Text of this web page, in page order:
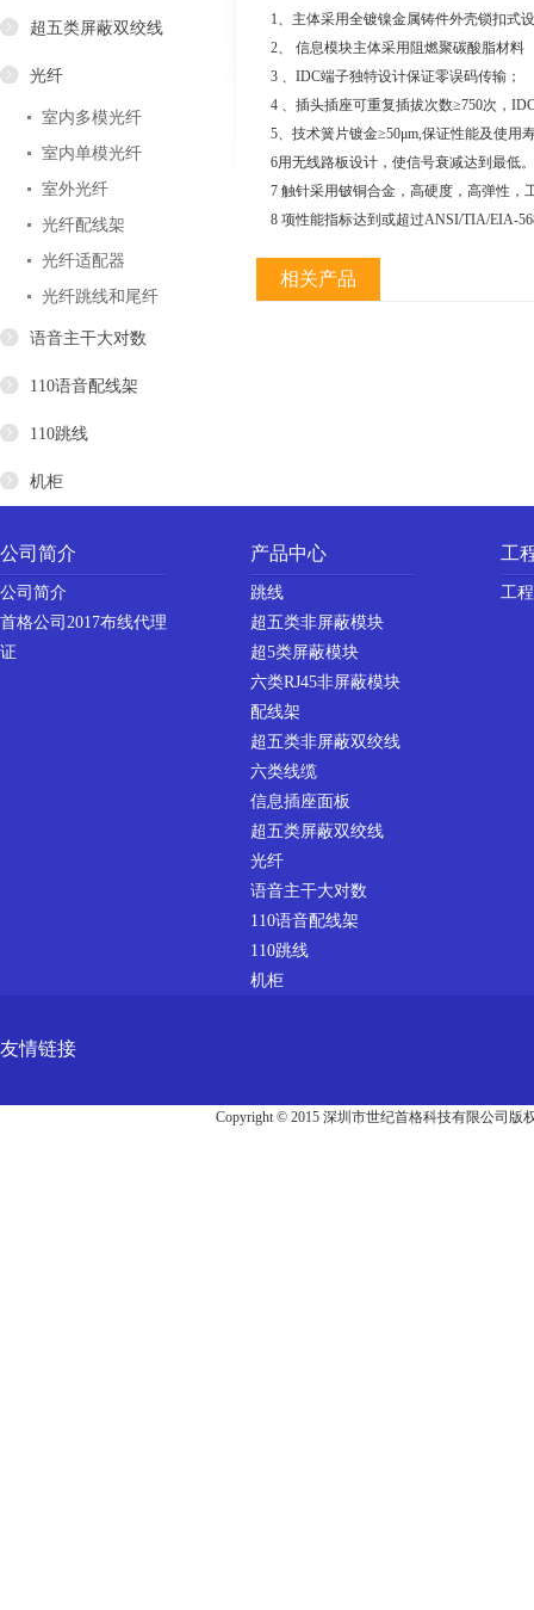
超五类屏蔽双绞线
光纤
室内多模光纤
室内单模光纤
室外光纤
光纤配线架
光纤适配器
光纤跳线和尾纤
语音主干大对数
110语音配线架
110跳线
机柜
1、主体采用全镀镍金属铸件外壳锁扣式
2、 信息模块主体采用阻燃聚碳酸脂材料
3 、IDC端子独特设计保证零误码传输；
4 、插头插座可重复插拔次数≥750次，
5、技术簧片镀金≥50μm,保证性能及使用
6用无线路板设计，使信号衰减达到最低。
7 触针采用铍铜合金，高硬度，高弹性，
8 项性能指标达到或超过ANSI/TIA/EIA-
相关产品
公司简介
公司简介
首格公司2017布线代理
证
产品中心
跳线
超五类非屏蔽模块
超5类屏蔽模块
六类RJ45非屏蔽模块
配线架
超五类非屏蔽双绞线
六类线缆
信息插座面板
超五类屏蔽双绞线
光纤
语音主干大对数
110语音配线架
110跳线
机柜
工
工
友情链接
Copyright © 2015 深圳市世纪首格科技有限公司版